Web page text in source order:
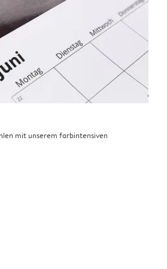
mit unserem farbintensiven